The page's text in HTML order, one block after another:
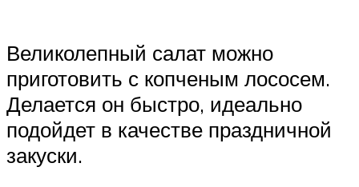
Великолепный салат можно
приготовить с копченым лососем.
Делается он быстро, идеально
подойдет в качестве праздничной
закуски.